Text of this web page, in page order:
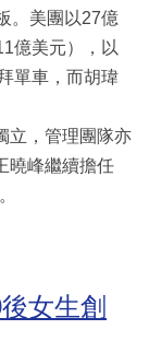
。美團以27億
億美元），以
單車，而胡瑋
立，管理團隊亦
曉峰繼續擔任
女生創